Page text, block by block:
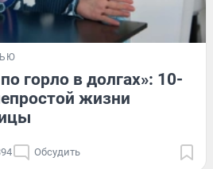
горло в долгах»: 10-
жизни
Обсудить